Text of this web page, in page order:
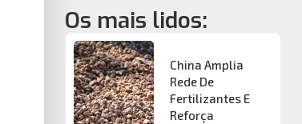
Os mais lidos:
China Amplia
Rede De
Fertilizantes E
Reforça